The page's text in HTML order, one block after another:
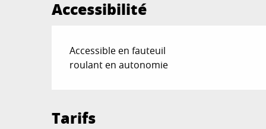
Accessibilité
Accessible en fauteuil
roulant en autonomie
Tarifs